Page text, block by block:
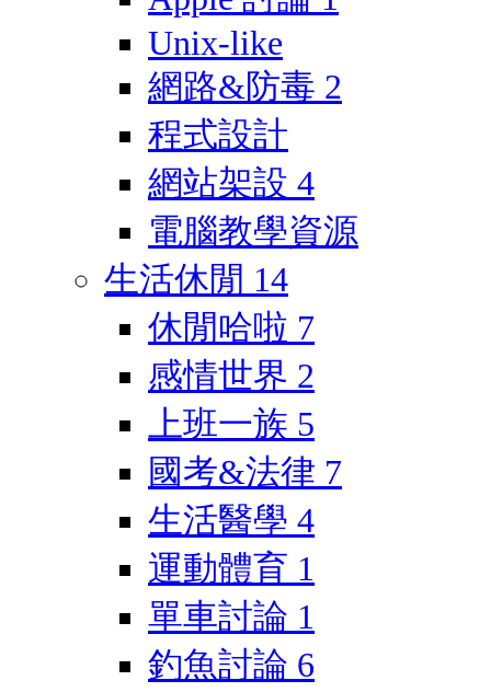
Unix-like
網路&防毒 2
程式設計
網站架設 4
電腦教學資源
生活休閒 14
休閒哈啦 7
感情世界 2
上班一族 5
國考&法律 7
生活醫學 4
運動體育 1
單車討論 1
釣魚討論 6